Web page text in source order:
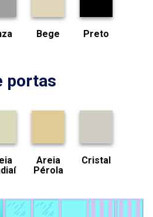
Bege Preto
portas
Areia
Pérola
Cristal